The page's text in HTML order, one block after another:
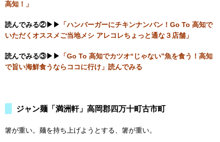
高知！」
読んでみる②▶▶
「ハンバーガーにチキンナンバン！Go To 高知で
いただくオススメご当地メシ アレコレちょっと通な３店舗」
読んでみる③▶▶
「Go To 高知でカツオ“じゃない”魚を食う！高知
で旨い海鮮食うならココに行け」読んでみる
ジャン麺「満洲軒」高岡郡四万十町古市町
箸が重い。麺を持ち上げようとする、箸が重い。